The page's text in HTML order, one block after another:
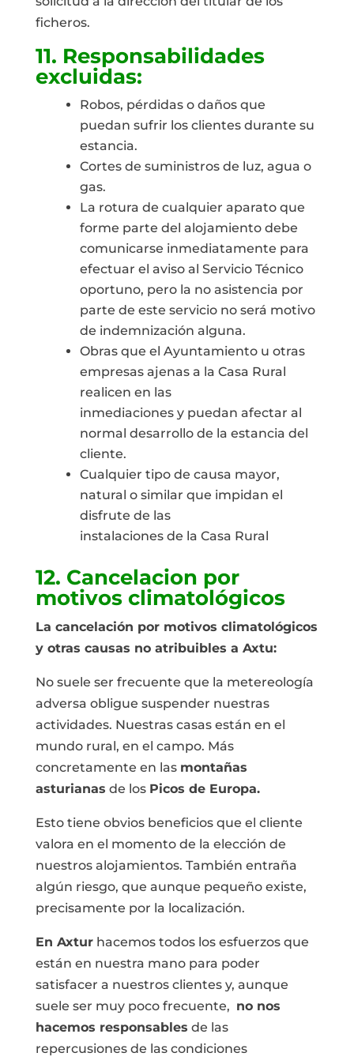
ficheros.
11. Responsabilidades
excluidas:
Robos, pérdidas o daños que
puedan sufrir los clientes durante su
estancia.
Cortes de suministros de luz, agua o
gas.
La rotura de cualquier aparato que
forme parte del alojamiento debe
comunicarse inmediatamente para
efectuar el aviso al Servicio Técnico
oportuno, pero la no asistencia por
parte de este servicio no será motivo
de indemnización alguna.
Obras que el Ayuntamiento u otras
empresas ajenas a la Casa Rural
realicen en las
inmediaciones y puedan afectar al
normal desarrollo de la estancia del
cliente.
Cualquier tipo de causa mayor,
natural o similar que impidan el
disfrute de las
instalaciones de la Casa Rural
12. Cancelacion por
motivos climatológicos
La cancelación por motivos climatológicos
y otras causas no atribuibles a Axtu:
No suele ser frecuente que la metereología
adversa obligue suspender nuestras
actividades. Nuestras casas están en el
mundo rural, en el campo. Más
concretamente en las montañas
asturianas de los Picos de Europa.
Esto tiene obvios beneficios que el cliente
valora en el momento de la elección de
nuestros alojamientos. También entraña
algún riesgo, que aunque pequeño existe,
precisamente por la localización.
En Axturhacemos todos los esfuerzos que
están en nuestra mano para poder
satisfacer a nuestros clientes y, aunque
suele ser muy poco frecuente, no nos
hacemos responsables de las
repercusiones de las condiciones